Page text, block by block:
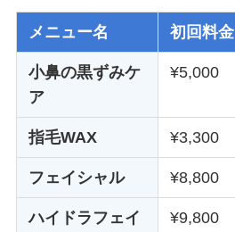
メニュー名 初回料金
小鼻の黒ずみケ
ア
¥5,000
指毛WAX ¥3,300
フェイシャル ¥8,800
ハイドラフェイ
¥9,800